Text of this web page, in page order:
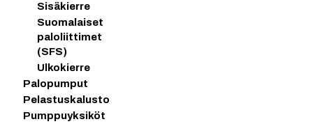
Sisäkierre
Suomalaiset
paloliittimet
(SFS)
Ulkokierre
Palopumput
Pelastuskalusto
Pumppuyksiköt